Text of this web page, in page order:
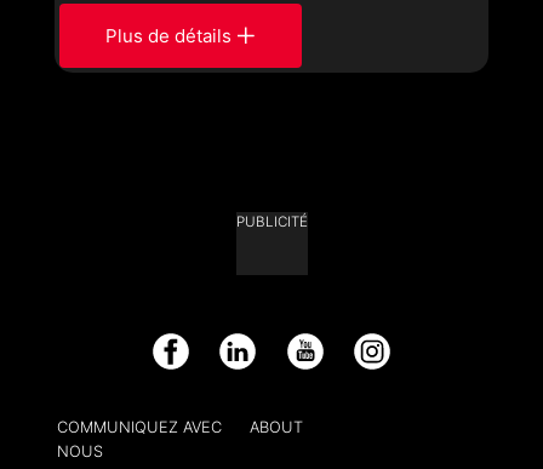
Plus de détails
PUBLICITÉ
Facebook LinkedIn YouTube Instagram
COMMUNIQUEZ AVEC
NOUS
ABOUT